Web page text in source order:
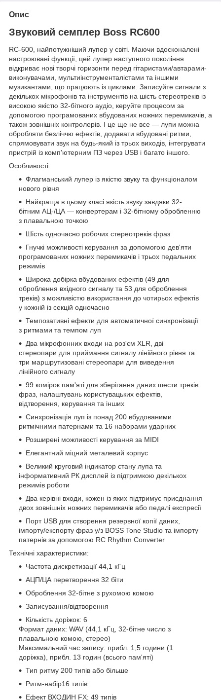
Опис
Звуковий семплер Boss RC600
RC-600, найпотужніший лупер у світі. Маючи вдосконалені
настроювані функції, цей лупер наступного покоління
відкриває нові творчі горизонти перед гітаристами/автарами-
виконувачами, мультиінструменталістами та іншими
музикантами, що працюють із циклами. Записуйте сигнали з
декількох мікрофонів та інструментів на шість стереотреків із
високою якістю 32-бітного аудіо, керуйте процесом за
допомогою програмованих вбудованих ножних перемикачів, а
також зовнішніх контролерів. І це ще не все — лупи можна
обробляти безліччю ефектів, додавати вбудовані ритми,
спрямовувати звук на будь-який із трьох виходів, інтегрувати
пристрій із комп'ютерним ПЗ через USB і багато іншого.
Особливості:
Флагманський лупер із якістю звуку та функціоналом
нового рівня
Найкраща в цьому класі якість звуку завдяки 32-
бітним АЦ-/ЦА — конвертерам і 32-бітному обробленню
з плавальною точкою
Шість одночасно робочих стереотреків фраз
Гнучкі можливості керування за допомогою дев'яти
програмованих ножних перемикачів і трьох педальних
режимів
Широка добірка вбудованих ефектів (49 для
оброблення вхідного сигналу та 53 для оброблення
треків) з можливістю використання до чотирьох ефектів
у кожній із секцій одночасно
Темпозативні ефекти для автоматичної синхронізації
з ритмами та темпом луп
Два мікрофонних входи на роз'єм XLR, дві
стереопари для приймання сигналу лінійного рівня та
три маршрутизовані стереопари для виведення
лінійного сигналу
99 комірок пам'яті для зберігання даних шести треків
фраз, налаштувань користувацьких ефектів,
відтворення, керування та інших
Синхронізація луп із понад 200 вбудованими
ритмічними патернами та 16 наборами ударних
Розширені можливості керування за MIDI
Елегантний міцний металевий корпус
Великий круговий індикатор стану лупа та
інформативний РК дисплей із підтримкою декількох
режимів роботи
Два керівні входи, кожен із яких підтримує приєднання
двох зовнішніх ножних перемикачів або педалі експресії
Порт USB для створення резервної копії даних,
імпорту/експорту фраз у/з BOSS Tone Studio та імпорту
патернів за допомогою RC Rhythm Converter
Технічні характеристики:
Частота дискретизації 44,1 кГц
АЦП/ЦА перетворення 32 біти
Оброблення 32-бітне з рухомою комою
Записування/відтворення
Кількість доріжок: 6
Формат даних: WAV (44,1 кГц, 32-бітне число з
плавальною комою, стерео)
Максимальний час запису: прибл. 1,5 години (1
доріжка), прибл. 13 годин (всього пам'яті)
Тип ритму 200 типів або більше
Ритм-набір16 типів
Ефект ВХОДИН FX: 49 типів